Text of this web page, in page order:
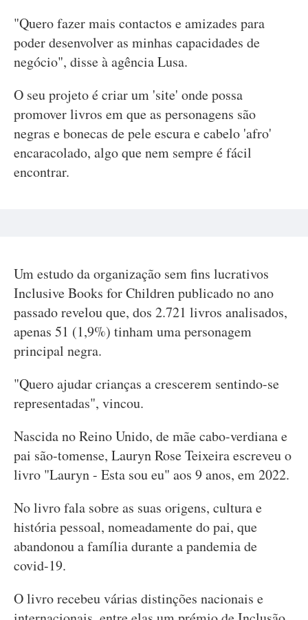
"Quero fazer mais contactos e amizades para
poder desenvolver as minhas capacidades de
negócio", disse à agência Lusa.
O seu projeto é criar um 'site' onde possa
promover livros em que as personagens são
negras e bonecas de pele escura e cabelo 'afro'
encaracolado, algo que nem sempre é fácil
encontrar.
Um estudo da organização sem fins lucrativos
Inclusive Books for Children publicado no ano
passado revelou que, dos 2.721 livros analisados,
apenas 51 (1,9%) tinham uma personagem
principal negra.
"Quero ajudar crianças a crescerem sentindo-se
representadas", vincou.
Nascida no Reino Unido, de mãe cabo-verdiana e
pai são-tomense, Lauryn Rose Teixeira escreveu o
livro "Lauryn - Esta sou eu" aos 9 anos, em 2022.
No livro fala sobre as suas origens, cultura e
história pessoal, nomeadamente do pai, que
abandonou a família durante a pandemia de
covid-19.
O livro recebeu várias distinções nacionais e